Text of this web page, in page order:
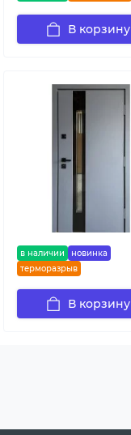
В корзину
в наличии
новинка
терморазрыв
В корзину